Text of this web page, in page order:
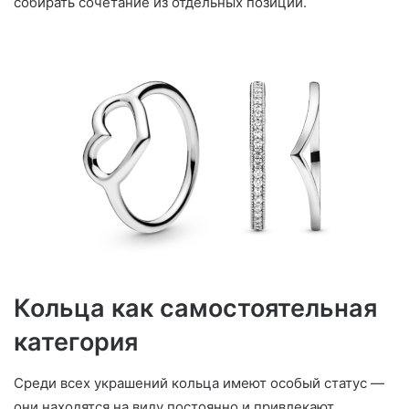
Кольца как самостоятельная
категория
Среди всех украшений кольца имеют особый статус —